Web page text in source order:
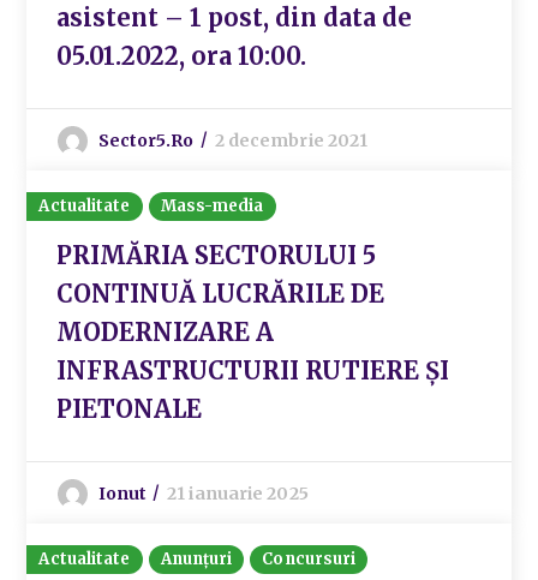
asistent – 1 post, din data de
05.01.2022, ora 10:00.
Sector5.ro 2 decembrie 2021
Actualitate Mass-media
PRIMĂRIA SECTORULUI 5
CONTINUĂ LUCRĂRILE DE
MODERNIZARE A
INFRASTRUCTURII RUTIERE ȘI
PIETONALE
Ionut 21 ianuarie 2025
Actualitate Anunțuri Concursuri